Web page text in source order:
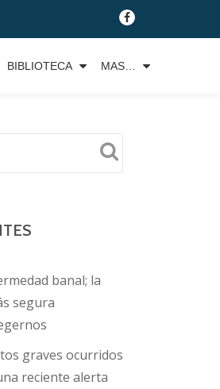
fa-
facebook
BIBLIOTECA MAS…
banal; la
segura
graves ocurridos
reciente alerta